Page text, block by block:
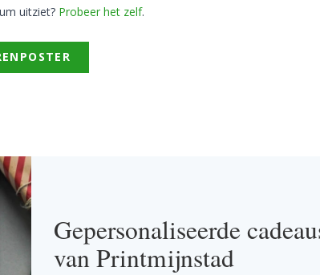
uitziet? Probeer het zelf.
Gepersonaliseerde
van Printmijnstad